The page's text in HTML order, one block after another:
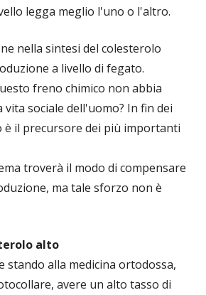
legga meglio l'uno o l'altro.
nella sintesi del colesterolo
a livello di fegato.
freno chimico non abbia
sociale dell'uomo? In fin dei
è il precursore dei più importanti
troverà il modo di compensare
ma tale sforzo non è
alto
stando alla medicina ortodossa,
avere un alto tasso di